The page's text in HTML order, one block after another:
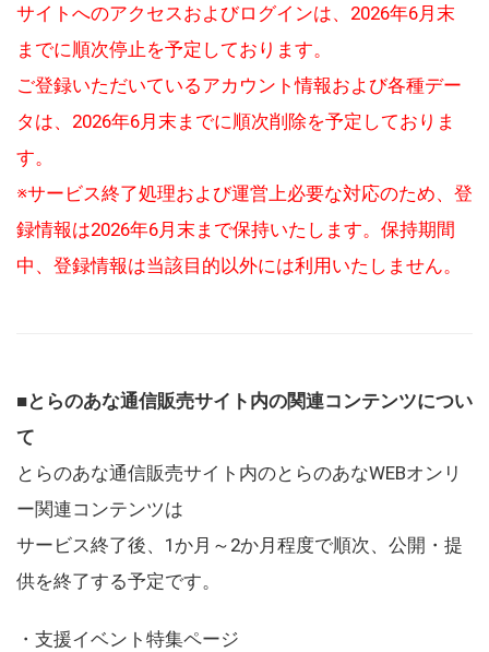
サイトへのアクセスおよびログインは、2026年6月末
までに順次停止を予定しております。
ご登録いただいているアカウント情報および各種デー
タは、2026年6月末までに順次削除を予定しておりま
す。
※サービス終了処理および運営上必要な対応のため、登
録情報は2026年6月末まで保持いたします。保持期間
中、登録情報は当該目的以外には利用いたしません。
■とらのあな通信販売サイト内の関連コンテンツについ
て
とらのあな通信販売サイト内のとらのあなWEBオンリ
ー関連コンテンツは
サービス終了後、1か月～2か月程度で順次、公開・提
供を終了する予定です。
・支援イベント特集ページ